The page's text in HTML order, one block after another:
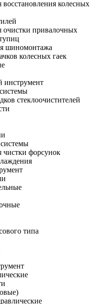
колесных
очистки привалочных
шиномонтажа
колесных гаек
инструмент
стеклоочистителей
чистки форсунок
типа